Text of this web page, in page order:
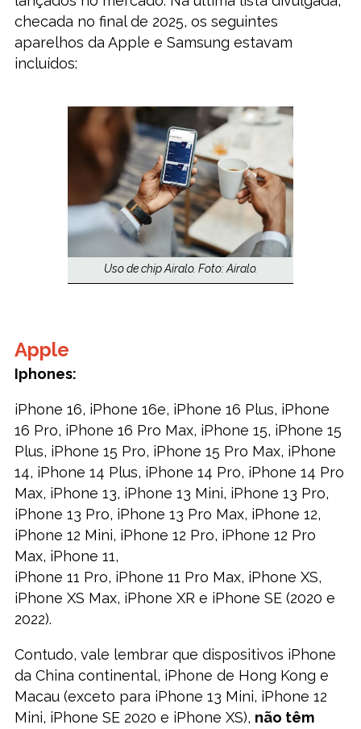
checada no final de 2025, os seguintes
aparelhos da Apple e Samsung estavam
incluídos:
Uso de chip Airalo. Foto: Airalo.
Apple
Iphones:
iPhone 16, iPhone 16e, iPhone 16 Plus, iPhone
16 Pro, iPhone 16 Pro Max, iPhone 15, iPhone 15
Plus, iPhone 15 Pro, iPhone 15 Pro Max, iPhone
14, iPhone 14 Plus, iPhone 14 Pro, iPhone 14 Pro
Max, iPhone 13, iPhone 13 Mini, iPhone 13 Pro,
iPhone 13 Pro, iPhone 13 Pro Max, iPhone 12,
iPhone 12 Mini, iPhone 12 Pro, iPhone 12 Pro
Max, iPhone 11,
iPhone 11 Pro, iPhone 11 Pro Max, iPhone XS,
iPhone XS Max, iPhone XR e iPhone SE (2020 e
2022).
Contudo, vale lembrar que dispositivos iPhone
da China continental, iPhone de Hong Kong e
Macau (exceto para iPhone 13 Mini, iPhone 12
Mini, iPhone SE 2020 e iPhone XS), não têm